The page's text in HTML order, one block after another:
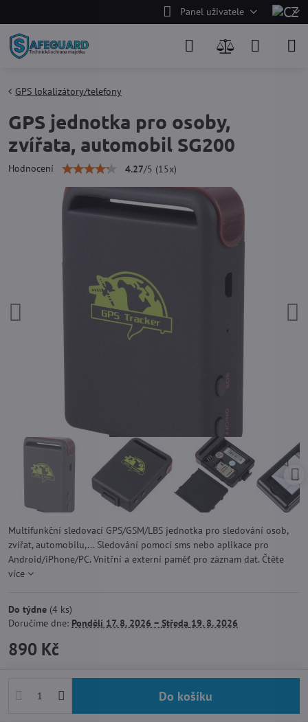
Panel uživatele
GPS lokalizátory/telefony
GPS jednotka pro osoby,
zvířata, automobil SG200
Hodnocení 4.27/5 (15x)
Multifunkční sledovací GPS/GSM/LBS jednotka pro sledování osob,
zvířat, automobilu,... Sledování pomocí sms nebo aplikace pro
Android/iPhone/PC. Vnitřní a externí paměť pro záznam dat. Čtěte
více
Do týdne (4 ks)
Doručíme dne: Pondělí 17. 8. 2026 − Středa 19. 8. 2026
890 Kč
Do košíku